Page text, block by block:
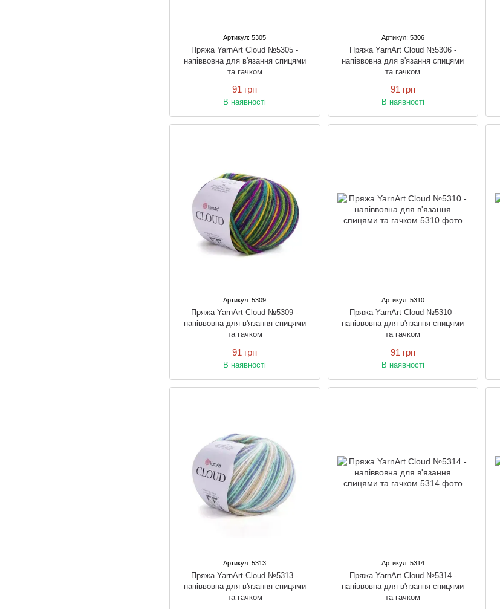
Артикул: 5305
Пряжа YarnArt Cloud №5305 -
напіввовна для в'язання спицями
та гачком
91 грн
В наявності
Артикул: 5306
Пряжа YarnArt Cloud №5306 -
напіввовна для в'язання спицями
та гачком
91 грн
В наявності
Артикул: 5309
Пряжа YarnArt Cloud №5309 -
напіввовна для в'язання спицями
та гачком
91 грн
В наявності
Артикул: 5310
Пряжа YarnArt Cloud №5310 -
напіввовна для в'язання спицями
та гачком
91 грн
В наявності
Артикул: 5313
Пряжа YarnArt Cloud №5313 -
напіввовна для в'язання спицями
та гачком
Артикул: 5314
Пряжа YarnArt Cloud №5314 -
напіввовна для в'язання спицями
та гачком